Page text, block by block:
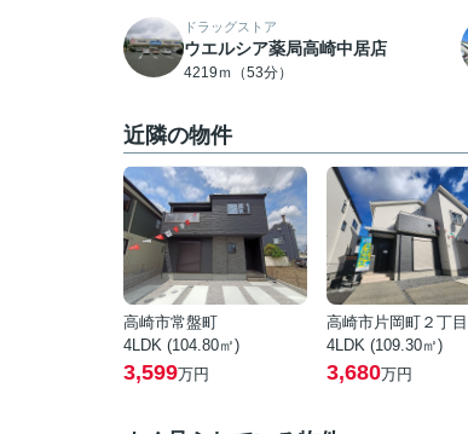
ドラッグストア
ウエルシア薬局高崎中居店
4219ｍ（53分）
近隣の物件
高崎市常盤町
4LDK (104.80㎡)
3,599万円
高崎市片岡町２丁目
4LDK (109.30㎡)
3,680万円